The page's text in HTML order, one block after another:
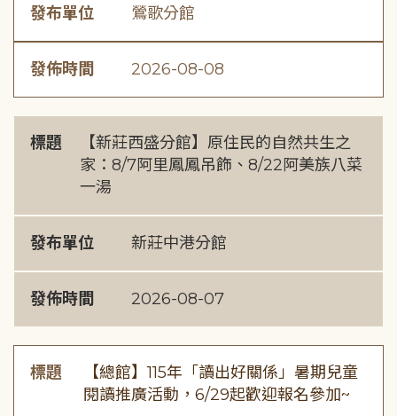
發布單位 鶯歌分館
發佈時間 2026-08-08
標題
【新莊西盛分館】原住民的自然共生之
家：8/7阿里鳳鳳吊飾、8/22阿美族八菜
一湯
發布單位 新莊中港分館
發佈時間 2026-08-07
標題
【總館】115年「讀出好關係」暑期兒童
閱讀推廣活動，6/29起歡迎報名參加~